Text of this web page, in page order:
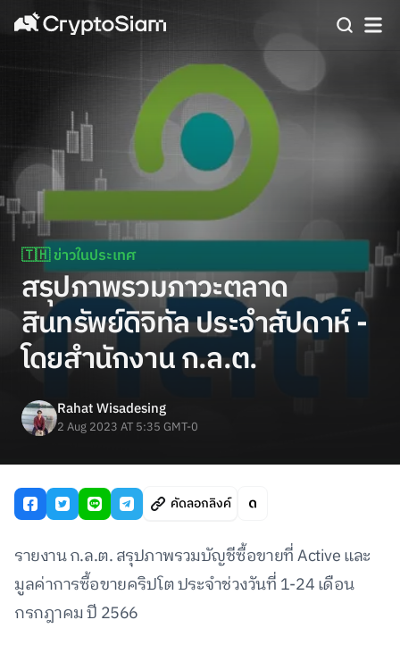
🇹🇭 ข่าวในประเทศ
สรุปภาพรวมภาวะตลาด
สินทรัพย์ดิจิทัล ประจำสัปดาห์ -
โดยสำนักงาน ก.ล.ต.
Rahat Wisadesing
2 Aug 2023 AT 5:35 GMT-0
คัดลอกลิงค์
รายงาน ก.ล.ต. สรุปภาพรวมบัญชีซื้อขายที่ Active และ
มูลค่าการซื้อขายคริปโต ประจำช่วงวันที่ 1-24 เดือน
กรกฎาคม ปี 2566